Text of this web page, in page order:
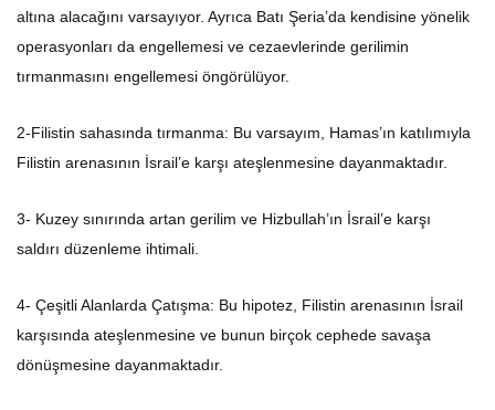
altına alacağını varsayıyor. Ayrıca Batı Şeria’da kendisine yönelik
operasyonları da engellemesi ve cezaevlerinde gerilimin
tırmanmasını engellemesi öngörülüyor.
2-Filistin sahasında tırmanma: Bu varsayım, Hamas’ın katılımıyla
Filistin arenasının İsrail’e karşı ateşlenmesine dayanmaktadır.
3- Kuzey sınırında artan gerilim ve Hizbullah’ın İsrail’e karşı
saldırı düzenleme ihtimali.
4- Çeşitli Alanlarda Çatışma: Bu hipotez, Filistin arenasının İsrail
karşısında ateşlenmesine ve bunun birçok cephede savaşa
dönüşmesine dayanmaktadır.